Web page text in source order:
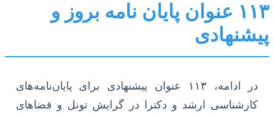
۱۱۳ عنوان پایان نامه بروز و
پیشنهادی
در ادامه، ۱۱۳ عنوان پیشنهادی برای پایان‌نامه‌های
کارشناسی ارشد و دکترا در گرایش تونل و فضاهای